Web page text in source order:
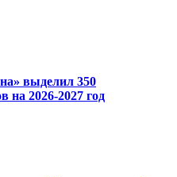
выделил 350
на 2026-2027 год